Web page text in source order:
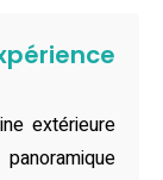
: un grand lit
s’étaler, un
et tout ce qu’il
une pizza (on
à envier à un
extérieure